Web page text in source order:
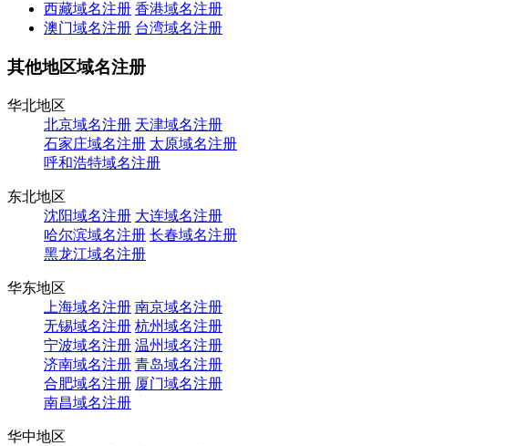
西藏域名注册 香港域名注册
澳门域名注册 台湾域名注册
其他地区域名注册
华北地区
北京域名注册 天津域名注册
石家庄域名注册 太原域名注册
呼和浩特域名注册
东北地区
沈阳域名注册 大连域名注册
哈尔滨域名注册 长春域名注册
黑龙江域名注册
华东地区
上海域名注册 南京域名注册
无锡域名注册 杭州域名注册
宁波域名注册 温州域名注册
济南域名注册 青岛域名注册
合肥域名注册 厦门域名注册
南昌域名注册
华中地区